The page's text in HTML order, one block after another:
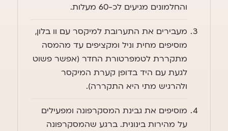
והחלמונים מגיעים לכ-60 מעלות.
מעבירים את התערובת למיקסר עם וו בלון,
מוסיפים מחית וניל ומקציפים עד מהמסה
מתקררת לטמפרטורת החדר (אפשר פשוט
לגעת עם היד בדופן קערת המיקסר
ולהרגיש מתי היא התקררה).
מוסיפים את גבינת המסקרפונה ומפעילים
על מהירות בינונית. ברגע שהמסקרפונה